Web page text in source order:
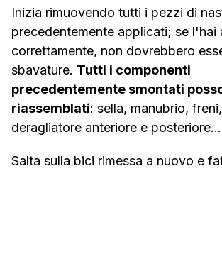
Inizia rimuovendo tutti i pezzi di
precedentemente applicati; se l'hai
correttamente, non dovrebbero
sbavature. Tutti i componenti
precedentemente smontati
riassemblati: sella, manubrio,
deragliatore anteriore e
Salta sulla bici rimessa a nuovo e